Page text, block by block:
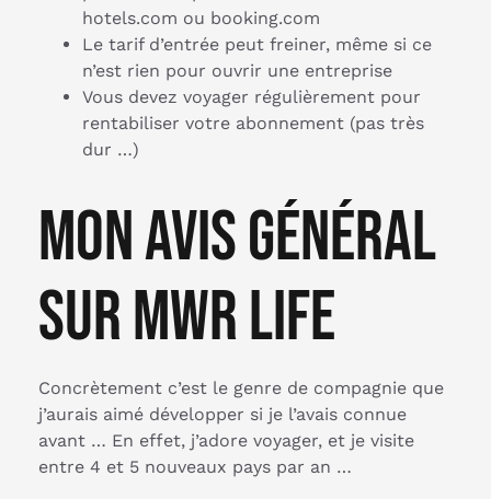
hotels.com ou booking.com
Le tarif d’entrée peut freiner, même si ce
n’est rien pour ouvrir une entreprise
Vous devez voyager régulièrement pour
rentabiliser votre abonnement (pas très
dur …)
Mon avis général
sur MWR Life
Concrètement c’est le genre de compagnie que
j’aurais aimé développer si je l’avais connue
avant … En effet, j’adore voyager, et je visite
entre 4 et 5 nouveaux pays par an …